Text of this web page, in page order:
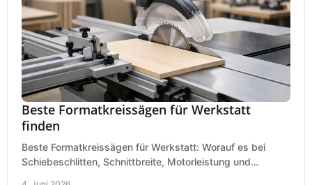
Beste Formatkreissägen für Werkstatt
finden
Beste Formatkreissägen für Werkstatt: Worauf es bei
Schiebeschlitten, Schnittbreite, Motorleistung und